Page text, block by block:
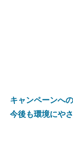
キャンペーンへ
今後も環境にや